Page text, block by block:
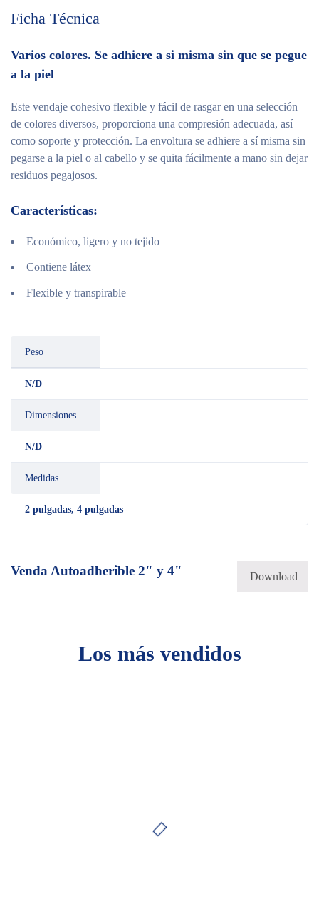
Ficha Técnica
Varios colores. Se adhiere a si misma sin que se pegue
a la piel
Este vendaje cohesivo flexible y fácil de rasgar en una selección
de colores diversos, proporciona una compresión adecuada, así
como soporte y protección. La envoltura se adhiere a sí misma sin
pegarse a la piel o al cabello y se quita fácilmente a mano sin dejar
residuos pegajosos.
Características:
Económico, ligero y no tejido
Contiene látex
Flexible y transpirable
Peso
N/D
Dimensiones
N/D
Medidas
2 pulgadas, 4 pulgadas
Venda Autoadherible 2" y 4" Download
Los más vendidos